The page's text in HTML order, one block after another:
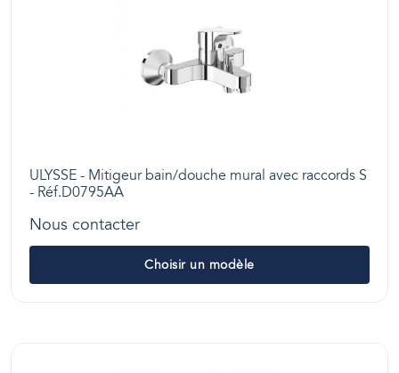
ULYSSE - Mitigeur bain/douche mural avec raccords S
- Réf.D0795AA
Nous contacter
Choisir un modèle